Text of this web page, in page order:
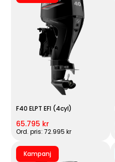
F40 ELPT EFI (4cyl)
65.795 kr
Ord. pris: 72.995 kr
Kampanj